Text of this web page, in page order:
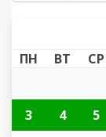
ПН ВТ СР
3
4 5